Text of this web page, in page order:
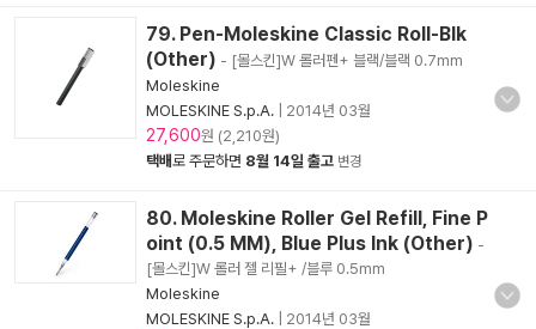
79. Pen-Moleskine Classic Roll-Blk
(Other) - [몰스킨]W 롤러펜+ 블랙/블랙 0.7mm
Moleskine
MOLESKINE S.p.A.
2014년 03월
27,600원 (2,210원)
택배로 주문하면 8월 14일 출고 변경
80. Moleskine Roller Gel Refill, Fine P
oint (0.5 MM), Blue Plus Ink (Other) -
[몰스킨]W 롤러 젤 리필+ /블루 0.5mm
Moleskine
MOLESKINE S.p.A.
2014년 03월